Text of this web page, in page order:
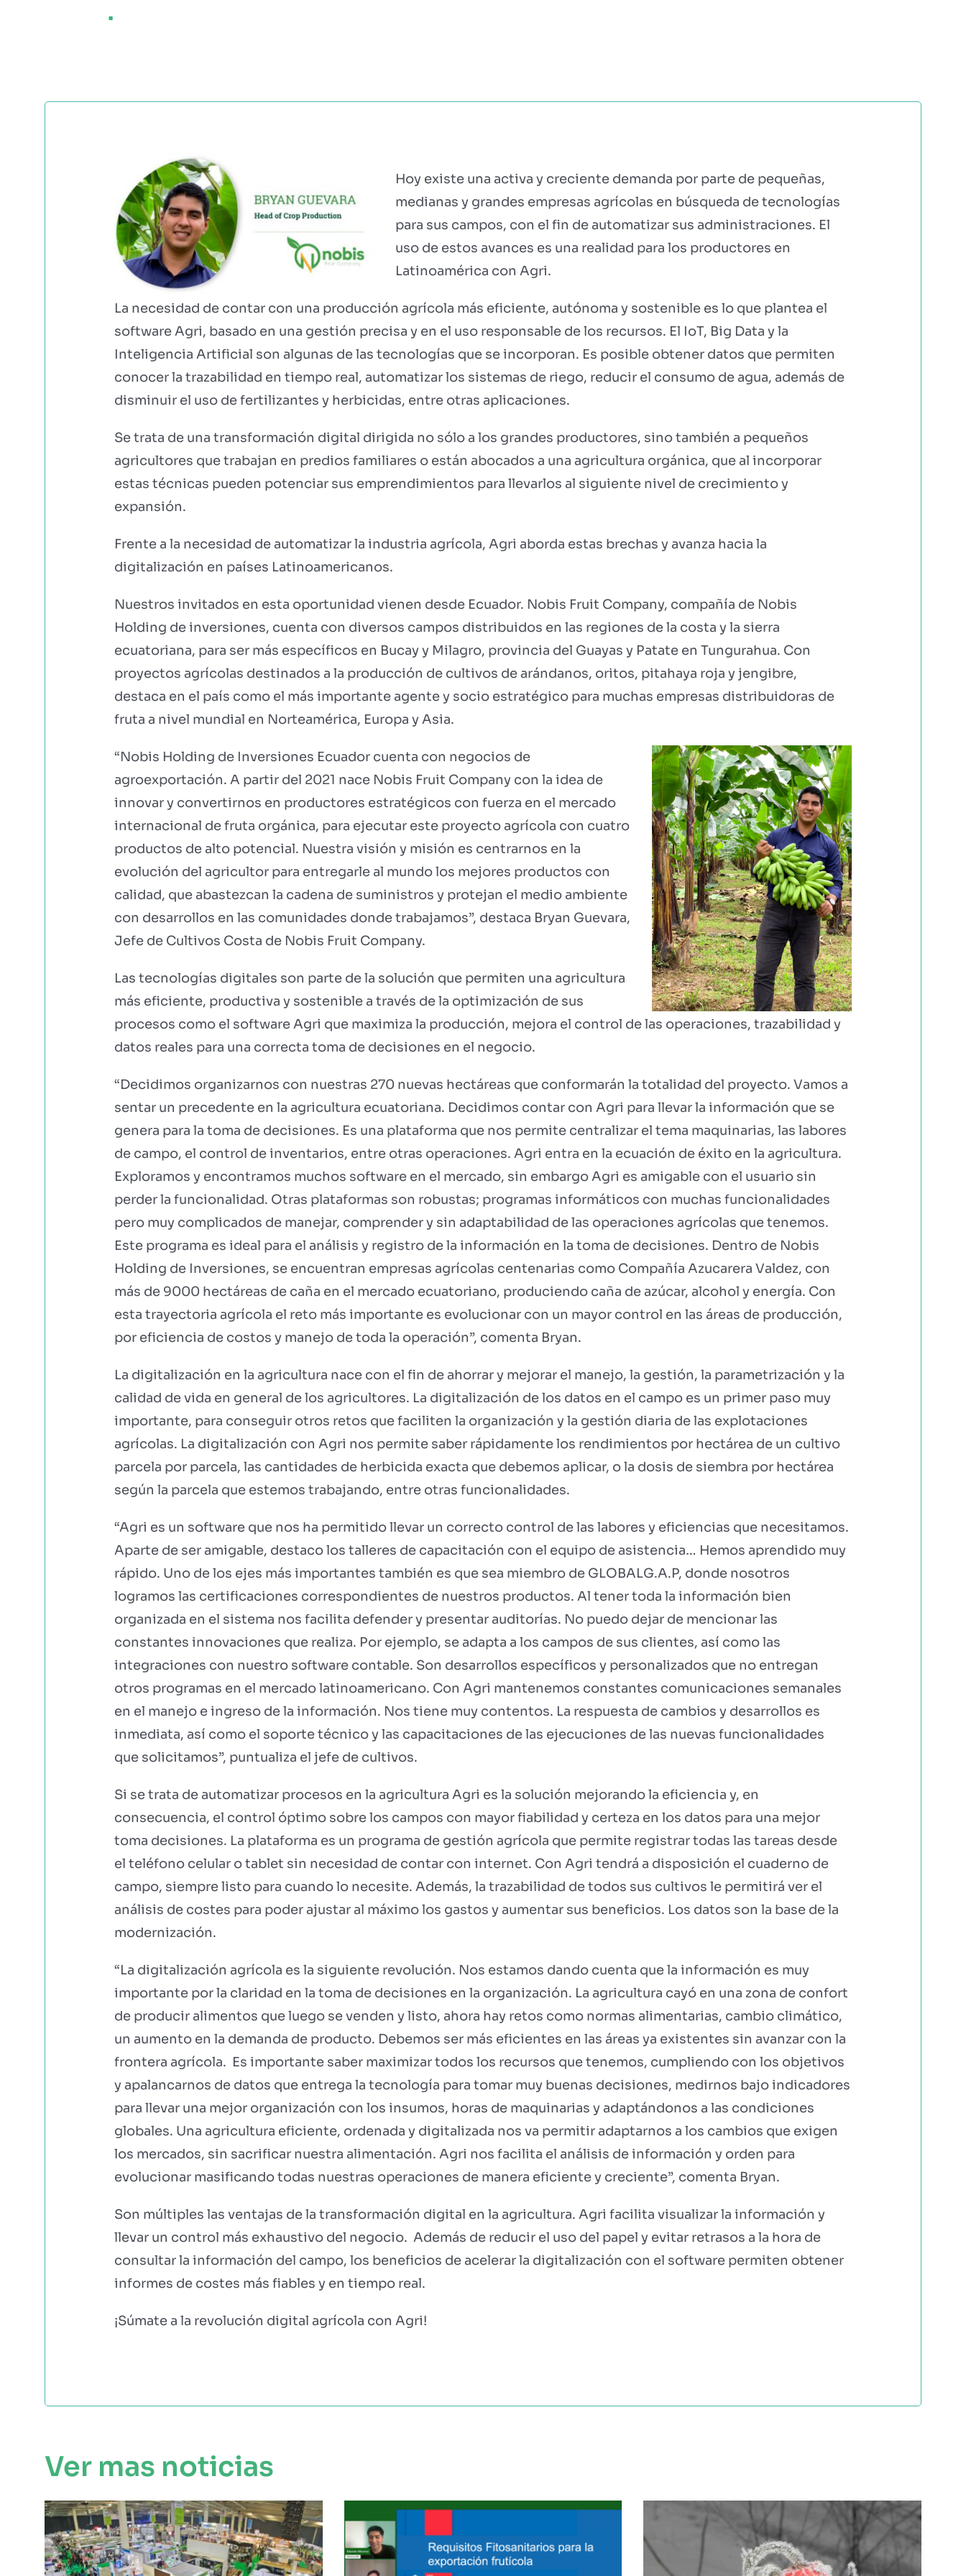
Hoy existe una activa y creciente demanda por parte de pequeñas,
medianas y grandes empresas agrícolas en búsqueda de tecnologías
para sus campos, con el fin de automatizar sus administraciones. El
uso de estos avances es una realidad para los productores en
Latinoamérica con Agri.
La necesidad de contar con una producción agrícola más eficiente, autónoma y sostenible es lo que plantea el
software Agri, basado en una gestión precisa y en el uso responsable de los recursos. El IoT, Big Data y la
Inteligencia Artificial son algunas de las tecnologías que se incorporan. Es posible obtener datos que permiten
conocer la trazabilidad en tiempo real, automatizar los sistemas de riego, reducir el consumo de agua, además de
disminuir el uso de fertilizantes y herbicidas, entre otras aplicaciones.
Se trata de una transformación digital dirigida no sólo a los grandes productores, sino también a pequeños
agricultores que trabajan en predios familiares o están abocados a una agricultura orgánica, que al incorporar
estas técnicas pueden potenciar sus emprendimientos para llevarlos al siguiente nivel de crecimiento y
expansión.
Frente a la necesidad de automatizar la industria agrícola, Agri aborda estas brechas y avanza hacia la
digitalización en países Latinoamericanos.
Nuestros invitados en esta oportunidad vienen desde Ecuador. Nobis Fruit Company, compañía de Nobis
Holding de inversiones, cuenta con diversos campos distribuidos en las regiones de la costa y la sierra
ecuatoriana, para ser más específicos en Bucay y Milagro, provincia del Guayas y Patate en Tungurahua. Con
proyectos agrícolas destinados a la producción de cultivos de arándanos, oritos, pitahaya roja y jengibre,
destaca en el país como el más importante agente y socio estratégico para muchas empresas distribuidoras de
fruta a nivel mundial en Norteamérica, Europa y Asia.
“Nobis Holding de Inversiones Ecuador cuenta con negocios de
agroexportación. A partir del 2021 nace Nobis Fruit Company con la idea de
innovar y convertirnos en productores estratégicos con fuerza en el mercado
internacional de fruta orgánica, para ejecutar este proyecto agrícola con cuatro
productos de alto potencial. Nuestra visión y misión es centrarnos en la
evolución del agricultor para entregarle al mundo los mejores productos con
calidad, que abastezcan la cadena de suministros y protejan el medio ambiente
con desarrollos en las comunidades donde trabajamos”, destaca Bryan Guevara,
Jefe de Cultivos Costa de Nobis Fruit Company.
Las tecnologías digitales son parte de la solución que permiten una agricultura
más eficiente, productiva y sostenible a través de la optimización de sus
procesos como el software Agri que maximiza la producción, mejora el control de las operaciones, trazabilidad y
datos reales para una correcta toma de decisiones en el negocio.
“Decidimos organizarnos con nuestras 270 nuevas hectáreas que conformarán la totalidad del proyecto. Vamos a
sentar un precedente en la agricultura ecuatoriana. Decidimos contar con Agri para llevar la información que se
genera para la toma de decisiones. Es una plataforma que nos permite centralizar el tema maquinarias, las labores
de campo, el control de inventarios, entre otras operaciones. Agri entra en la ecuación de éxito en la agricultura.
Exploramos y encontramos muchos software en el mercado, sin embargo Agri es amigable con el usuario sin
perder la funcionalidad. Otras plataformas son robustas; programas informáticos con muchas funcionalidades
pero muy complicados de manejar, comprender y sin adaptabilidad de las operaciones agrícolas que tenemos.
Este programa es ideal para el análisis y registro de la información en la toma de decisiones. Dentro de Nobis
Holding de Inversiones, se encuentran empresas agrícolas centenarias como Compañía Azucarera Valdez, con
más de 9000 hectáreas de caña en el mercado ecuatoriano, produciendo caña de azúcar, alcohol y energía. Con
esta trayectoria agrícola el reto más importante es evolucionar con un mayor control en las áreas de producción,
por eficiencia de costos y manejo de toda la operación”, comenta Bryan.
La digitalización en la agricultura nace con el fin de ahorrar y mejorar el manejo, la gestión, la parametrización y la
calidad de vida en general de los agricultores. La digitalización de los datos en el campo es un primer paso muy
importante, para conseguir otros retos que faciliten la organización y la gestión diaria de las explotaciones
agrícolas. La digitalización con Agri nos permite saber rápidamente los rendimientos por hectárea de un cultivo
parcela por parcela, las cantidades de herbicida exacta que debemos aplicar, o la dosis de siembra por hectárea
según la parcela que estemos trabajando, entre otras funcionalidades.
“Agri es un software que nos ha permitido llevar un correcto control de las labores y eficiencias que necesitamos.
Aparte de ser amigable, destaco los talleres de capacitación con el equipo de asistencia… Hemos aprendido muy
rápido. Uno de los ejes más importantes también es que sea miembro de GLOBALG.A.P, donde nosotros
logramos las certificaciones correspondientes de nuestros productos. Al tener toda la información bien
organizada en el sistema nos facilita defender y presentar auditorías. No puedo dejar de mencionar las
constantes innovaciones que realiza. Por ejemplo, se adapta a los campos de sus clientes, así como las
integraciones con nuestro software contable. Son desarrollos específicos y personalizados que no entregan
otros programas en el mercado latinoamericano. Con Agri mantenemos constantes comunicaciones semanales
en el manejo e ingreso de la información. Nos tiene muy contentos. La respuesta de cambios y desarrollos es
inmediata, así como el soporte técnico y las capacitaciones de las ejecuciones de las nuevas funcionalidades
que solicitamos”, puntualiza el jefe de cultivos.
Si se trata de automatizar procesos en la agricultura Agri es la solución mejorando la eficiencia y, en
consecuencia, el control óptimo sobre los campos con mayor fiabilidad y certeza en los datos para una mejor
toma decisiones. La plataforma es un programa de gestión agrícola que permite registrar todas las tareas desde
el teléfono celular o tablet sin necesidad de contar con internet. Con Agri tendrá a disposición el cuaderno de
campo, siempre listo para cuando lo necesite. Además, la trazabilidad de todos sus cultivos le permitirá ver el
análisis de costes para poder ajustar al máximo los gastos y aumentar sus beneficios. Los datos son la base de la
modernización.
“La digitalización agrícola es la siguiente revolución. Nos estamos dando cuenta que la información es muy
importante por la claridad en la toma de decisiones en la organización. La agricultura cayó en una zona de confort
de producir alimentos que luego se venden y listo, ahora hay retos como normas alimentarias, cambio climático,
un aumento en la demanda de producto. Debemos ser más eficientes en las áreas ya existentes sin avanzar con la
frontera agrícola. Es importante saber maximizar todos los recursos que tenemos, cumpliendo con los objetivos
y apalancarnos de datos que entrega la tecnología para tomar muy buenas decisiones, medirnos bajo indicadores
para llevar una mejor organización con los insumos, horas de maquinarias y adaptándonos a las condiciones
globales. Una agricultura eficiente, ordenada y digitalizada nos va permitir adaptarnos a los cambios que exigen
los mercados, sin sacrificar nuestra alimentación. Agri nos facilita el análisis de información y orden para
evolucionar masificando todas nuestras operaciones de manera eficiente y creciente”, comenta Bryan.
Son múltiples las ventajas de la transformación digital en la agricultura. Agri facilita visualizar la información y
llevar un control más exhaustivo del negocio. Además de reducir el uso del papel y evitar retrasos a la hora de
consultar la información del campo, los beneficios de acelerar la digitalización con el software permiten obtener
informes de costes más fiables y en tiempo real.
¡Súmate a la revolución digital agrícola con Agri!
Ver mas noticias